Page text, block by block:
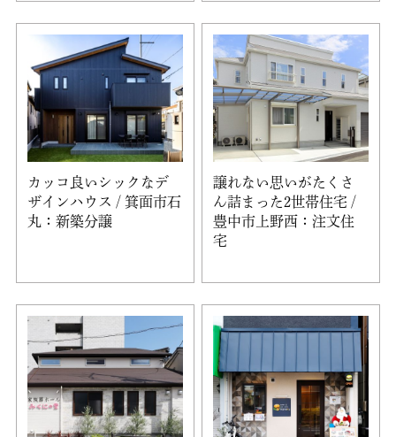
カッコ良いシックなデ
ザインハウス / 箕面市石
丸：新築分譲
譲れない思いがたくさ
ん詰まった2世帯住宅 /
豊中市上野西：注文住
宅